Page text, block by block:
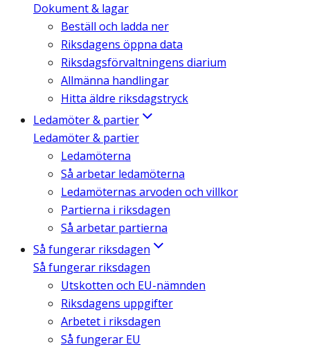
Dokument & lagar
Beställ och ladda ner
Riksdagens öppna data
Riksdagsförvaltningens diarium
Allmänna handlingar
Hitta äldre riksdagstryck
Ledamöter & partier
Ledamöter & partier
Ledamöterna
Så arbetar ledamöterna
Ledamöternas arvoden och villkor
Partierna i riksdagen
Så arbetar partierna
Så fungerar riksdagen
Så fungerar riksdagen
Utskotten och EU-nämnden
Riksdagens uppgifter
Arbetet i riksdagen
Så fungerar EU